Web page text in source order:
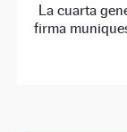
La cuarta
firma